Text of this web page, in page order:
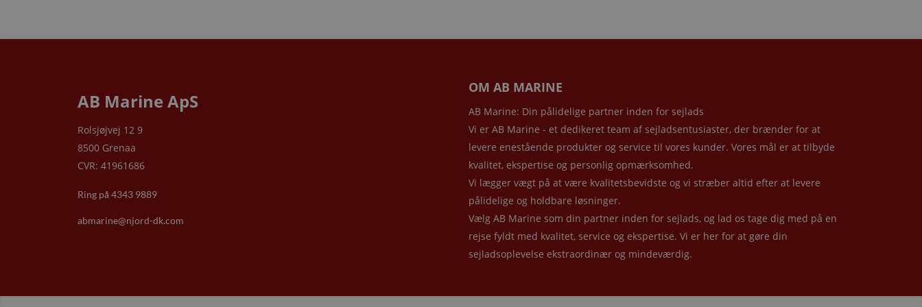
AB Marine ApS
Rolsjøjvej 12 9
8500 Grenaa
CVR: 41961686
Ring på 4343 9889
abmarine@njord-dk.com
OM AB MARINE
AB Marine: Din pålidelige partner inden for sejlads
Vi er AB Marine - et dedikeret team af sejladsentusiaster, der brænder for at
levere enestående produkter og service til vores kunder. Vores mål er at tilbyde
kvalitet, ekspertise og personlig opmærksomhed.
Vi lægger vægt på at være kvalitetsbevidste og vi stræber altid efter at levere
pålidelige og holdbare løsninger.
Vælg AB Marine som din partner inden for sejlads, og lad os tage dig med på en
rejse fyldt med kvalitet, service og ekspertise. Vi er her for at gøre din
sejladsoplevelse ekstraordinær og mindeværdig.